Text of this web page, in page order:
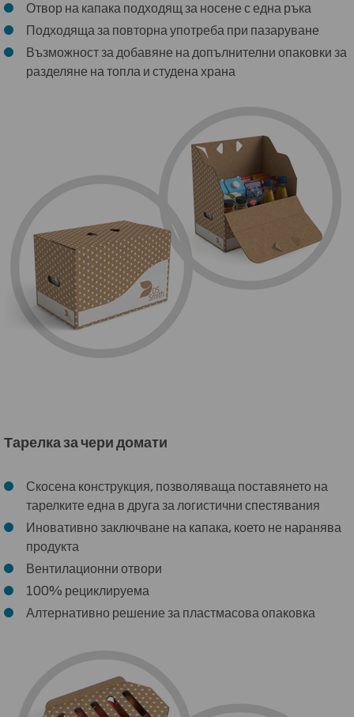
Отвор на капака подходящ за носене с една ръка
Подходяща за повторна употреба при пазаруване
Възможност за добавяне на допълнителни опаковки за
разделяне на топла и студена храна
Тарелка за чери домати
Скосена конструкция, позволяваща поставянето на
тарелките една в друга за логистични спестявания
Иновативно заключване на капака, което не наранява
продукта
Вентилационни отвори
100% рециклируема
Алтернативно решение за пластмасова опаковка